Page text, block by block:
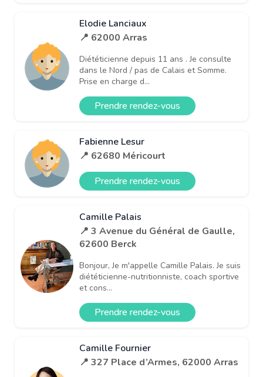
Elodie Lanciaux
📍 62000 Arras
Diététicienne depuis 11 ans . Je consulte
dans le Nord / pas de Calais et Somme.
Prise en charge d...
Prendre rendez-vous
Fabienne Lesur
📍 62680 Méricourt
Prendre rendez-vous
Camille Palais
📍 3 Avenue du Général de Gaulle,
62600 Berck
Bonjour, Je m'appelle Camille Palais. Je suis
diététicienne-nutritionniste, coach sportive
et cons...
Prendre rendez-vous
Camille Fournier
📍 327 Place d’Armes, 62000 Arras